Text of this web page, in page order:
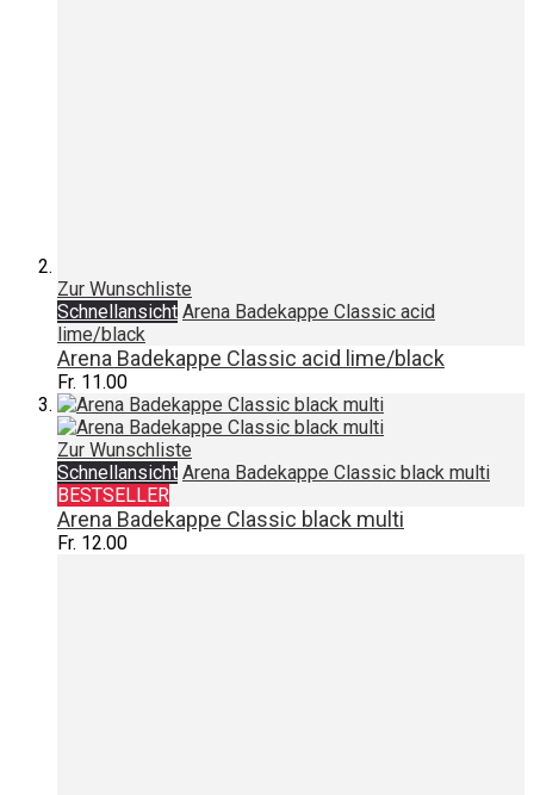
Zur Wunschliste
Schnellansicht Arena Badekappe Classic acid
lime/black
Arena Badekappe Classic acid lime/black
Fr. 11.00
Zur Wunschliste
Schnellansicht Arena Badekappe Classic black multi
BESTSELLER
Arena Badekappe Classic black multi
Fr. 12.00